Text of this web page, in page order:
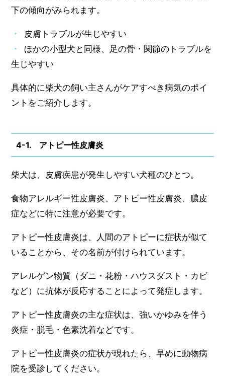
下の傾向がみられます。
皮膚トラブルが生じやすい
ほかの小型犬と同様、足の骨・関節のトラブルを
生じやすい
具体的に柴犬の飼い主さんがケアすべき病気のポイ
ントをご紹介します。
4-1. アトピー性皮膚炎
柴犬は、皮膚疾患が発生しやすい犬種のひとつ。
食物アレルギー性皮膚炎、アトピー性皮膚炎、膿皮
症などに特に注意が必要です。
アトピー性皮膚炎は、人間のアトピーに症状が似て
いることから、その名前が付けられています。
アレルゲン物質（ダニ・花粉・ハウスダスト・カビ
など）に抗体が反応することによって発症します。
アトピー性皮膚炎の主な症状は、強いかゆみを伴う
炎症・脱毛・色素沈着などです。
アトピー性皮膚炎の症状が現れたら、早めに動物病
院を受診してください。